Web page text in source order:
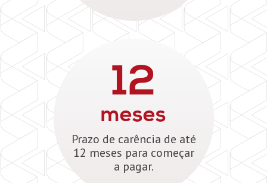
12
meses
Prazo de carência de até
12 meses para começar
a pagar.